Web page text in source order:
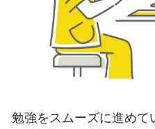
勉強をスムーズに進めて